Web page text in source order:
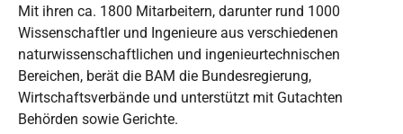
Mit ihren ca. 1800 Mitarbeitern, darunter rund 1000
Wissenschaftler und Ingenieure aus verschiedenen
naturwissenschaftlichen und ingenieurtechnischen
Bereichen, berät die BAM die Bundesregierung,
Wirtschaftsverbände und unterstützt mit Gutachten
Behörden sowie Gerichte.